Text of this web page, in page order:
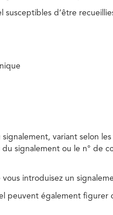
susceptibles d’être
variant selon
signalement ou le n° de
introduisez un
peuvent également